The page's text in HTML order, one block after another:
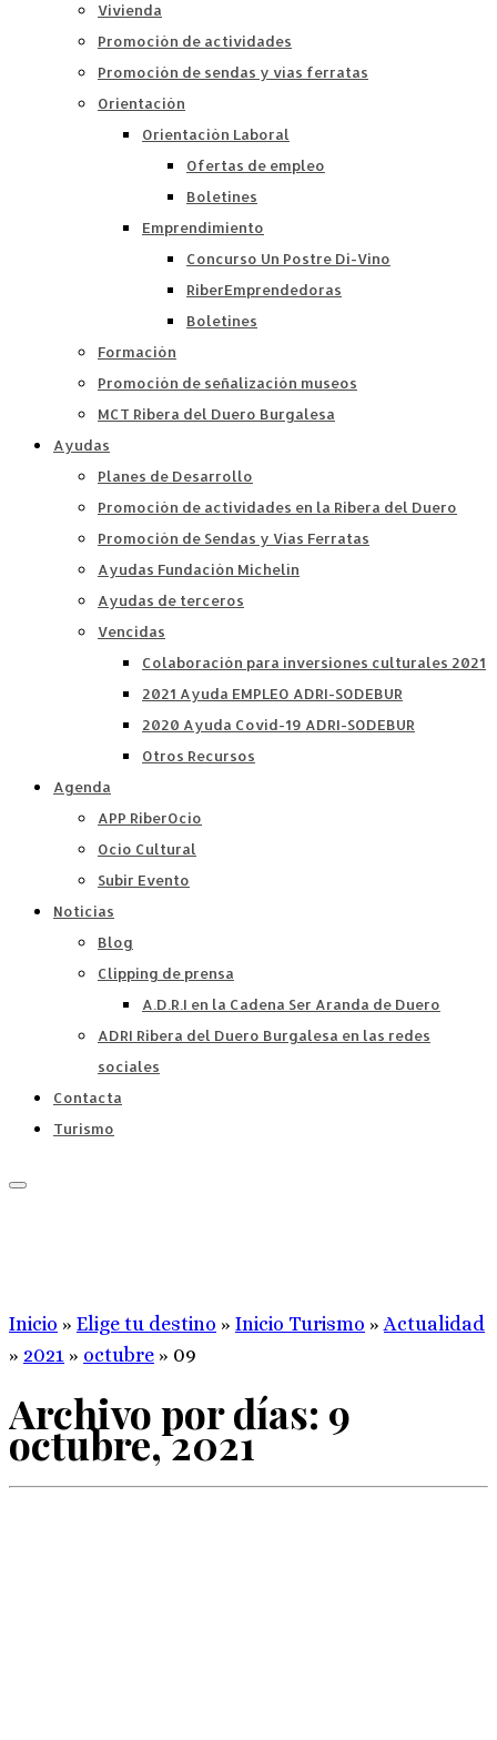
Vivienda
Promoción de actividades
Promoción de sendas y vías ferratas
Orientación
Orientación Laboral
Ofertas de empleo
Boletines
Emprendimiento
Concurso Un Postre Di-Vino
RiberEmprendedoras
Boletines
Formación
Promoción de señalización museos
MCT Ribera del Duero Burgalesa
Ayudas
Planes de Desarrollo
Promoción de actividades en la Ribera del Duero
Promoción de Sendas y Vías Ferratas
Ayudas Fundación Michelín
Ayudas de terceros
Vencidas
Colaboración para inversiones culturales 2021
2021 Ayuda EMPLEO ADRI-SODEBUR
2020 Ayuda Covid-19 ADRI-SODEBUR
Otros Recursos
Agenda
APP RiberOcio
Ocio Cultural
Subir Evento
Noticias
Blog
Clipping de prensa
A.D.R.I en la Cadena Ser Aranda de Duero
ADRI Ribera del Duero Burgalesa en las redes
sociales
Contacta
Turismo
Inicio » Elige tu destino » Inicio Turismo » Actualidad
» 2021 » octubre » 09
Archivo por días: 9
octubre, 2021